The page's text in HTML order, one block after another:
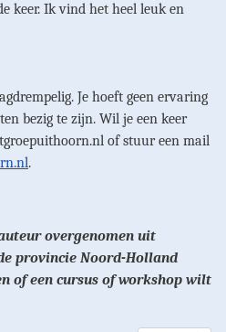
keer. Ik vind het heel leuk en
Je hoeft geen ervaring
bezig te zijn. Wil je een keer
of stuur een mail
.
overgenomen uit
provincie Noord-Holland
of een cursus of workshop wilt